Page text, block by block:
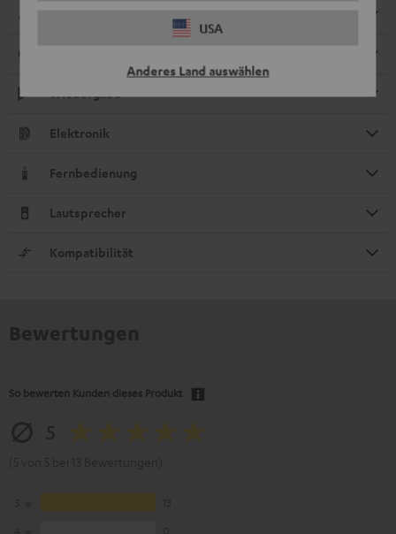
USA
Anderes Land auswählen
Wiedergabe
Elektronik
Fernbedienung
Lautsprecher
Kompatibilität
So bewerten Kunden dieses Produkt